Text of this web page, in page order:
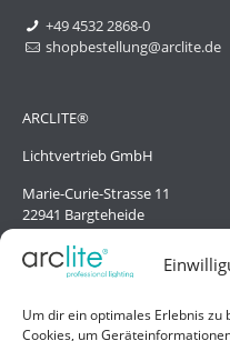
Um dir ein optimales Erlebnis zu
Cookies, um
+49 4532 2868-0
shopbestellung@arclite.de
ARCLITE®
Lichtvertrieb GmbH
Marie-Curie-Strasse 11
22941 Bargteheide
Deutschland/Germany
Hilfe